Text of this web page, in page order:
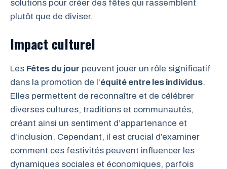
solutions pour créer des fêtes qui rassemblent
plutôt que de diviser.
Impact culturel
Les Fêtes du jour peuvent jouer un rôle significatif
dans la promotion de l’équité entre les individus.
Elles permettent de reconnaître et de célébrer
diverses cultures, traditions et communautés,
créant ainsi un sentiment d’appartenance et
d’inclusion. Cependant, il est crucial d’examiner
comment ces festivités peuvent influencer les
dynamiques sociales et économiques, parfois